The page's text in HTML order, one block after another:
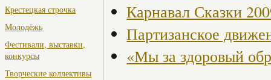
Крестецкая строчка
Молодёжь
Фестивали, выставки,
конкурсы
Творческие коллективы
Карнавал Сказки
Партизанское
«Мы за здоровый